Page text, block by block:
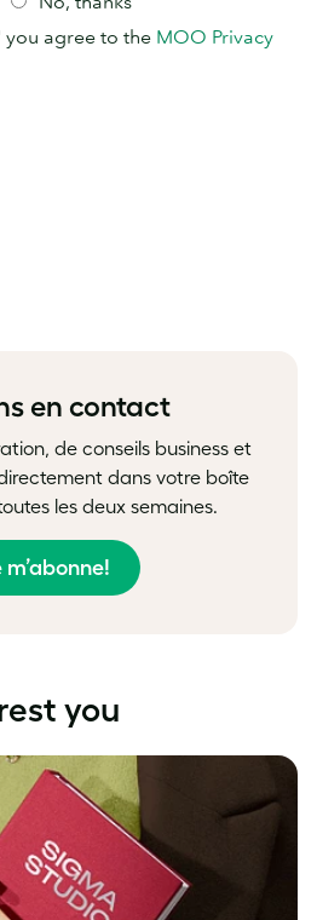
en contact
de conseils business et
dans votre boîte
les deux semaines.
m’abonne!
you